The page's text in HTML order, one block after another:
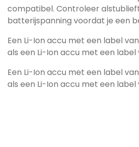
compatibel. Controleer
batterijspanning voordat je een
Een Li-Ion accu met een label
als een Li-Ion accu met een label
Een Li-Ion accu met een label
als een Li-Ion accu met een label